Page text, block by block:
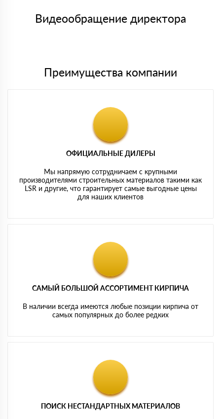
либо Вы забираете товар со склада самовывоза.
Видеообращение директора
Преимущества компании
ОФИЦИАЛЬНЫЕ ДИЛЕРЫ
Мы напрямую сотрудничаем с крупными
производителями строительных материалов такими как
LSR и другие, что гарантирует самые выгодные цены
для наших клиентов
САМЫЙ БОЛЬШОЙ АССОРТИМЕНТ КИРПИЧА
В наличии всегда имеются любые позиции кирпича от
самых популярных до более редких
ПОИСК НЕСТАНДАРТНЫХ МАТЕРИАЛОВ